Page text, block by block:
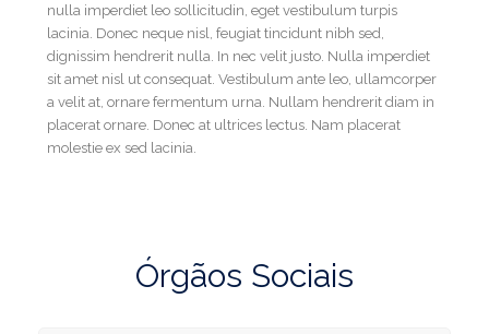
nulla imperdiet leo sollicitudin, eget vestibulum turpis
lacinia. Donec neque nisl, feugiat tincidunt nibh sed,
dignissim hendrerit nulla. In nec velit justo. Nulla imperdiet
sit amet nisl ut consequat. Vestibulum ante leo, ullamcorper
a velit at, ornare fermentum urna. Nullam hendrerit diam in
placerat ornare. Donec at ultrices lectus. Nam placerat
molestie ex sed lacinia.
Órgãos Sociais